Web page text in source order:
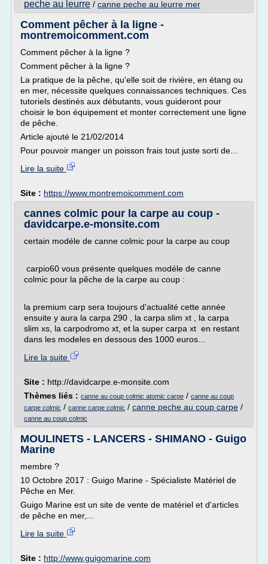
peche au leurre / canne peche au leurre mer
Comment pêcher à la ligne -
montremoicomment.com
Comment pêcher à la ligne ?
Comment pêcher à la ligne ?
La pratique de la pêche, qu'elle soit de rivière, en étang ou
en mer, nécessite quelques connaissances techniques. Ces
tutoriels destinés aux débutants, vous guideront pour
choisir le bon équipement et monter correctement une ligne
de pêche.
Article ajouté le 21/02/2014
Pour pouvoir manger un poisson frais tout juste sorti de...
Lire la suite
Site : https://www.montremoicomment.com
cannes colmic pour la carpe au coup -
davidcarpe.e-monsite.com
certain modéle de canne colmic pour la carpe au coup
carpio60 vous présente quelques modéle de canne
colmic pour la pêche de la carpe au coup :
la premium carp sera toujours d'actualité cette année
ensuite y aura la carpa 290 , la carpa slim xt , la carpa
slim xs, la carpodromo xt, et la super carpa xt en restant
dans les modeles en dessous des 1000 euros...
Lire la suite
Site : http://davidcarpe.e-monsite.com
Thèmes liés : canne au coup colmic atomic carpe / canne au coup
carpe colmic / canne carpe colmic / canne peche au coup carpe /
canne au coup colmic
MOULINETS - LANCERS - SHIMANO - Guigo
Marine
membre ?
10 Octobre 2017 : Guigo Marine - Spécialiste Matériel de
Pêche en Mer.
Guigo Marine est un site de vente de matériel et d'articles
de pêche en mer,...
Lire la suite
Site : http://www.guigomarine.com